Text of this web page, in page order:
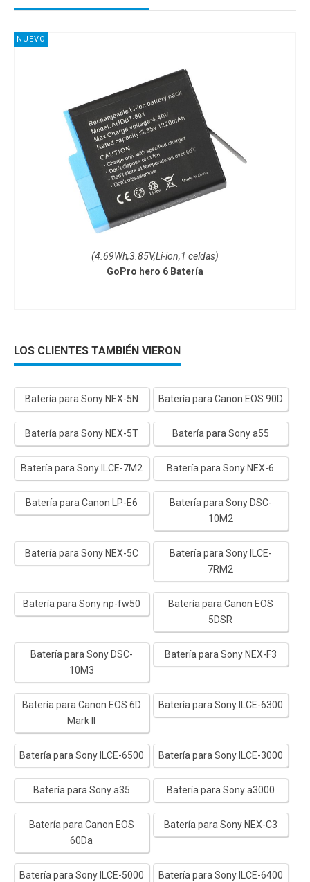
NUEVO
(4.69Wh,3.85V,Li-ion,1 celdas)
GoPro hero 6 Batería
LOS CLIENTES TAMBIÉN VIERON
Batería para Sony NEX-5N Batería para Canon EOS 90D
Batería para Sony NEX-5T Batería para Sony a55
Batería para Sony ILCE-7M2 Batería para Sony NEX-6
Batería para Canon LP-E6
Batería para Sony DSC-
10M2
Batería para Sony NEX-5C
Batería para Sony ILCE-
7RM2
Batería para Sony np-fw50
Batería para Canon EOS
5DSR
Batería para Sony DSC-
10M3
Batería para Sony NEX-F3
Batería para Canon EOS 6D
Mark II
Batería para Sony ILCE-6300
Batería para Sony ILCE-6500 Batería para Sony ILCE-3000
Batería para Sony a35 Batería para Sony a3000
Batería para Canon EOS
60Da
Batería para Sony NEX-C3
Batería para Sony ILCE-5000 Batería para Sony ILCE-6400